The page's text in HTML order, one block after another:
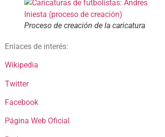
Proceso de creación de la caricatura
Enlaces de interés:
Wikipedia
Twitter
Facebook
Página Web Oficial